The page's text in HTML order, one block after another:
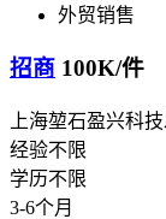
外贸销售
招商 100K/件
上海堃石盈兴科
经验不限
学历不限
3-6个月